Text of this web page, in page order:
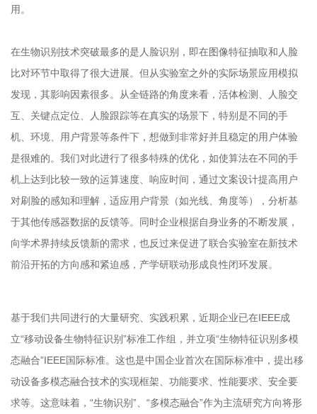
用。
在生物识别技术突破最多的是人脸识别，即在图像特征抽取和人脸
比对环节中取得了很大进展。但从实验室之外的实际场景应用模拟
发现，其影响因素很多。从全链路的角度来看，活体检测、人脸交
互、关键点定位、人脸跟踪等在真实的场景下，特别是不同的手
机、环境、用户背景等条件下，想做到非常好并且稳定的用户体验
是很难的。我们对此进行了很多特殊的优化，如使算法在不同的手
机上达到比较一致的运算速度、响应时间，通过文案设计提高用户
对刷脸的感知和理解，适应用户背景（如光线、角度等），分析基
于其他传感器数据的反馈等。同时企业根据自身业务的不断发展，
向学术界持续反馈新的需求，也反过来促进了联合实验室在新技术
前沿开拓的方向感和紧迫感，产学研联动形成良性闭环发展。
基于我们共同进行的大量研究、实践积累，近期企业已在IEEE成
立“移动设备生物特征识别”标准工作组，并立项“生物特征识别多模
态融合”IEEE国际标准。这也是中国企业首次在国际标准中，提出移
动设备多模态融合技术的实现框架、功能要求、性能要求、安全要
求等。这意味着，“生物识别”、“多模态融合”作为主流研究方向将形